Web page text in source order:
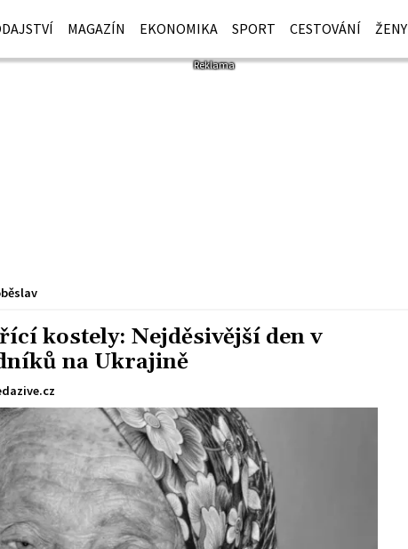
MAGAZÍN EKONOMIKA SPORT CESTOVÁNÍ ŽENY
kostely: Nejděsivější den v
na Ukrajině